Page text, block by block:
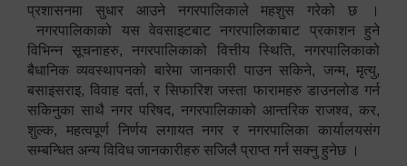
प्रशासनमा सुधार आउने नगरपालिकाले महशुस गरेको छ ।
नगरपालिकाको यस वेवसाइटबाट नगरपालिकाबाट प्रकाशन हुने
विभिन्न सूचनाहरु, नगरपालिकाको वित्तीय स्थिति, नगरपालिकाको
बैधानिक व्यवस्थापनको बारेमा जानकारी पाउन सकिने, जन्म, मृत्यु,
बसाइसराइ, विवाह दर्ता, र सिफारिश जस्ता फारामहरु डाउनलोड गर्न
सकिनुका साथै नगर परिषद, नगरपालिकाको आन्तरिक राजश्व, कर,
शुल्क, महत्वपूर्ण निर्णय लगायत नगर र नगरपालिका कार्यालयसंग
सम्बन्धित अन्य विविध जानकारीहरु सजिलै प्राप्त गर्न सक्नु हुनेछ ।